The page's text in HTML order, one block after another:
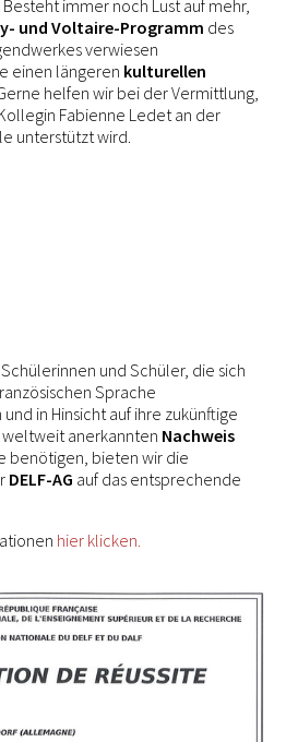
immer noch Lust auf mehr,
und Voltaire-Programm des
verwiesen
einen längeren kulturellen
helfen wir bei der Vermittlung,
Fabienne Ledet an der
unterstützt wird.
und Schüler, die sich
Sprache
in Hinsicht auf ihre zukünftige
anerkannten Nachweis
benötigen, bieten wir die
DELF-AG auf das entsprechende
hier klicken.